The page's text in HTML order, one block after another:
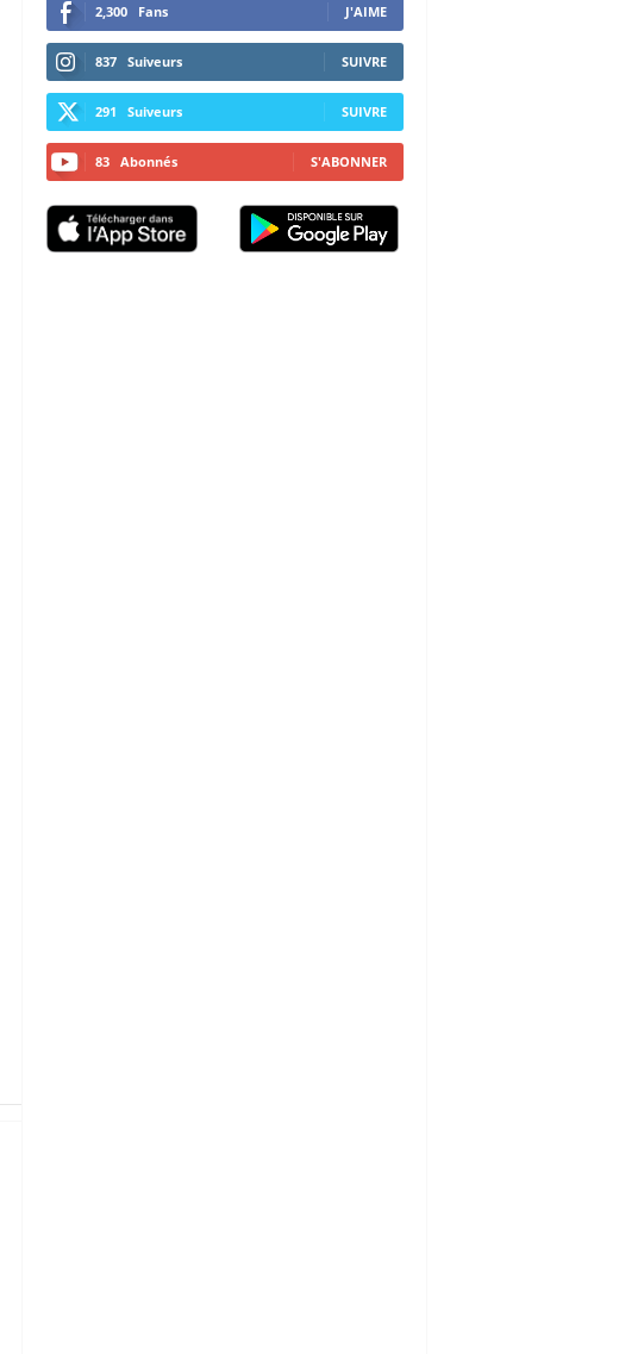
2,300 Fans J'AIME
837 Suiveurs SUIVRE
291 Suiveurs SUIVRE
83 Abonnés S'ABONNER